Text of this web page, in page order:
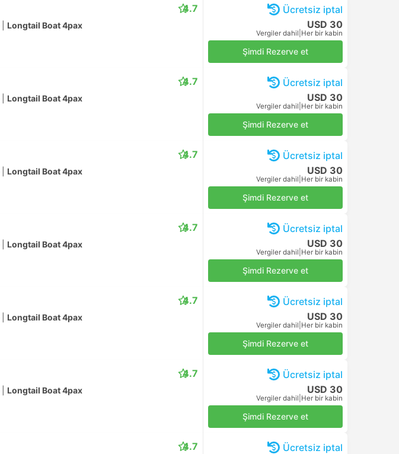
Longtail Boat 4pax
4.7
Ücretsiz iptal
USD 30
Vergiler dahil Her bir kabin
Şimdi Rezerve et
Longtail Boat 4pax
4.7
Ücretsiz iptal
USD 30
Vergiler dahil Her bir kabin
Şimdi Rezerve et
Longtail Boat 4pax
4.7
Ücretsiz iptal
USD 30
Vergiler dahil Her bir kabin
Şimdi Rezerve et
Longtail Boat 4pax
4.7
Ücretsiz iptal
USD 30
Vergiler dahil Her bir kabin
Şimdi Rezerve et
Longtail Boat 4pax
4.7
Ücretsiz iptal
USD 30
Vergiler dahil Her bir kabin
Şimdi Rezerve et
Longtail Boat 4pax
4.7
Ücretsiz iptal
USD 30
Vergiler dahil Her bir kabin
Şimdi Rezerve et
4.7
Ücretsiz iptal